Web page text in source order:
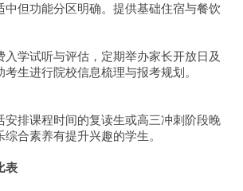
中但功能分区明确。提供基础住宿与餐饮
入学试听与评估，定期举办家长开放日及
生进行院校信息梳理与报考规划。
安排课程时间的复读生或高三冲刺阶段晚
合素养有提升兴趣的学生。
表